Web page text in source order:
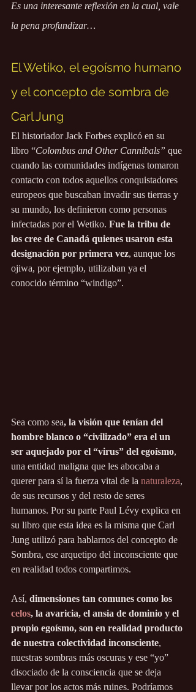
Es una interesante reflexión en la cual, vale
la pena profundizar…
El Wetiko, el egoísmo humano
y el concepto de sombra de
Carl Jung
El historiador Jack Forbes explicó en su
libro “Colombus and Other Cannibals” que
cuando las comunidades indígenas tomaron
contacto con todos aquellos conquistadores
europeos que buscaban invadir sus tierras y
su mundo, los definieron como personas
infectadas por el Wetiko. Fue la tribu de
los cree de Canadá quienes usaron esta
designación por primera vez, aunque los
ojiwa, por ejemplo, utilizaban ya el
conocido término “windigo”.
Sea como sea, la visión que tenían del
hombre blanco o “civilizado” era el un
ser aquejado por el “virus” del egoísmo,
una entidad maligna que les abocaba a
querer para sí la fuerza vital de la naturaleza,
de sus recursos y del resto de seres
humanos. Por su parte Paul Lévy explica en
su libro que esta idea es la misma que Carl
Jung utilizó para hablarnos del concepto de
Sombra, ese arquetipo del inconsciente que
en realidad todos compartimos.
Así, dimensiones tan comunes como los
celos, la avaricia, el ansia de dominio y el
propio egoísmo, son en realidad producto
de nuestra colectividad inconsciente,
nuestras sombras más oscuras y ese “yo”
disociado de la consciencia que se deja
llevar por los actos más ruines. Podríamos